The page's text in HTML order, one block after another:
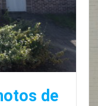
de